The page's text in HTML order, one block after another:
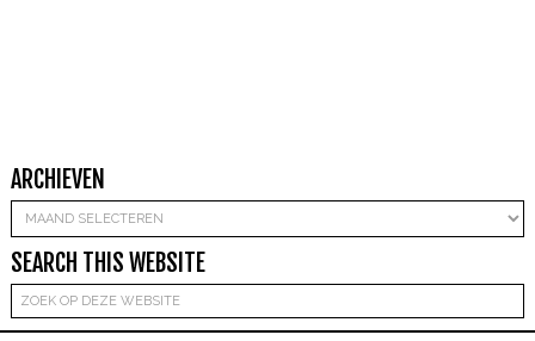
ARCHIEVEN
Archieven
SEARCH THIS WEBSITE